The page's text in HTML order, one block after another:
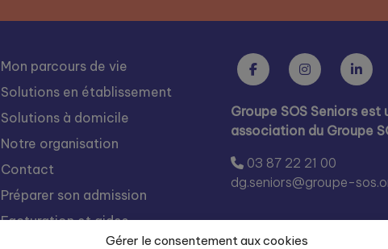
Gérer le consentement aux cookies
Mon parcours de vie
Solutions en établissement
Solutions à domicile
Notre organisation
Contact
Préparer son admission
Facturation et aides
Groupe SOS Seniors est
association du Groupe
03 87 22 21 00
dg.seniors@groupe-